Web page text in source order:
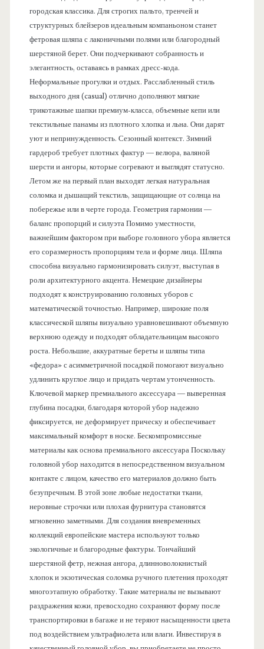
городская классика. Для строгих пальто, тренчей и
структурных блейзеров идеальным компаньоном станет
фетровая шляпа с лаконичными полями или благородный
шерстяной берет. Они подчеркивают собранность и
элегантность, оставаясь в рамках дресс-кода.
Неформальные прогулки и отдых. Расслабленный стиль
выходного дня (casual) отлично дополняют мягкие
трикотажные шапки премиум-класса, объемные кепи или
текстильные панамы из плотного хлопка и льна. Они дарят
уют и непринужденность. Сезонный контекст. Зимний
гардероб требует плотных фактур — велюра, валяной
шерсти и ангоры, которые согревают и выглядят статусно.
Летом же на первый план выходят легкая натуральная
соломка и дышащий текстиль, защищающие от солнца на
побережье или в черте города. Геометрия гармонии —
баланс пропорций и силуэта Помимо уместности,
важнейшим фактором при выборе головного убора является
его соразмерность пропорциям тела и форме лица. Шляпа
способна визуально гармонизировать силуэт, выступая в
роли архитектурного акцента. Немецкие дизайнеры
подходят к конструированию головных уборов с
математической точностью. Например, широкие поля
классической шляпы визуально уравновешивают объемную
верхнюю одежду и подходят обладательницам высокого
роста. Небольшие, аккуратные береты и шляпы типа
«федора» с асимметричной посадкой помогают визуально
удлинить круглое лицо и придать чертам утонченность.
Ключевой маркер премиального аксессуара — выверенная
глубина посадки, благодаря которой убор надежно
фиксируется, не деформирует прическу и обеспечивает
максимальный комфорт в носке. Бескомпромиссные
материалы как основа премиального аксессуара Поскольку
головной убор находится в непосредственном визуальном
контакте с лицом, качество его материалов должно быть
безупречным. В этой зоне любые недостатки ткани,
неровные строчки или плохая фурнитура становятся
мгновенно заметными. Для создания вневременных
коллекций европейские мастера используют только
экологичные и благородные фактуры. Тончайший
шерстяной фетр, нежная ангора, длинноволокнистый
хлопок и экзотическая соломка ручного плетения проходят
многоэтапную обработку. Такие материалы не вызывают
раздражения кожи, превосходно сохраняют форму после
транспортировки в багаже и не теряют насыщенности цвета
под воздействием ультрафиолета или влаги. Инвестируя в